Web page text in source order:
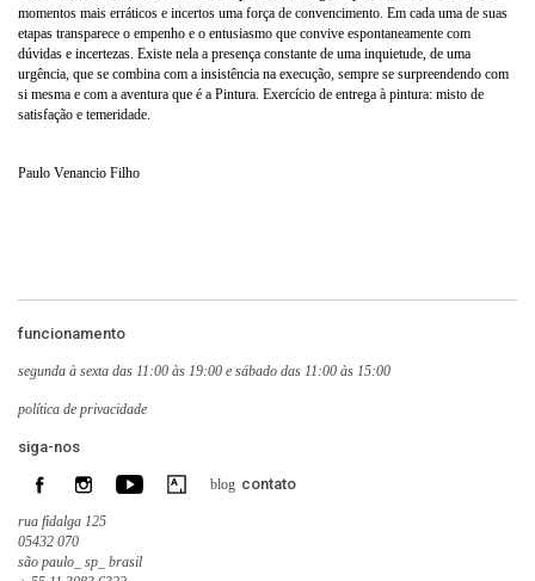
momentos mais erráticos e incertos uma força de convencimento. Em cada uma de suas
etapas transparece o empenho e o entusiasmo que convive espontaneamente com
dúvidas e incertezas. Existe nela a presença constante de uma inquietude, de uma
urgência, que se combina com a insistência na execução, sempre se surpreendendo com
si mesma e com a aventura que é a Pintura. Exercício de entrega à pintura: misto de
satisfação e temeridade.
Paulo Venancio Filho
funcionamento
segunda à sexta das 11:00 às 19:00 e sábado das 11:00 às 15:00
política de privacidade
siga-nos
blog contato
rua fidalga 125
05432 070
são paulo_ sp_ brasil